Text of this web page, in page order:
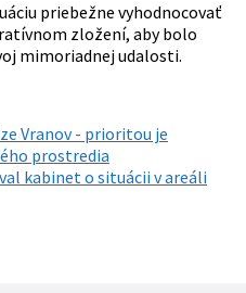
priebežne vyhodnocovať
zložení, aby bolo
mimoriadnej udalosti.
Vranov - prioritou je
prostredia
kabinet o situácii v areáli